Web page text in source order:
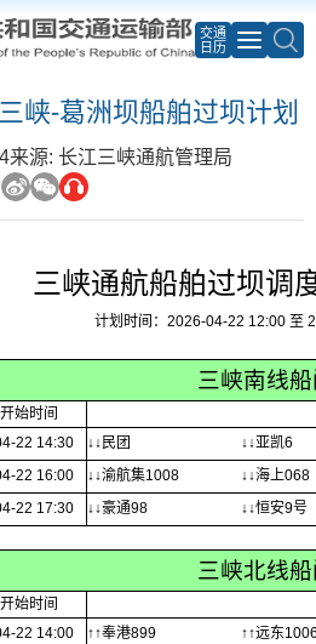
交通
日历
峡-葛洲坝船舶过坝计划
来源: 长江三峡通航管理局
三峡通航船舶过坝调
计划时间：2026-04-22 12:00 至
三峡南线
始时间
22 14:30 ↓↓民团 ↓↓亚凯6
22 16:00 ↓↓渝航集1008 ↓↓海上068
22 17:30 ↓↓豪通98 ↓↓恒安9号
三峡北线
始时间
22 14:00 ↑↑奉港899 ↑↑远东